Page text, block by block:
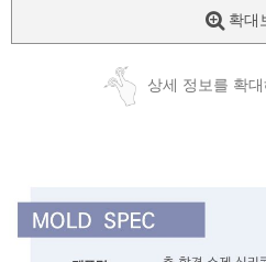
확대
상세 정보를 확